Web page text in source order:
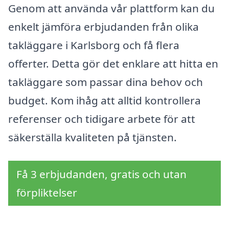
Genom att använda vår plattform kan du
enkelt jämföra erbjudanden från olika
takläggare i Karlsborg och få flera
offerter. Detta gör det enklare att hitta en
takläggare som passar dina behov och
budget. Kom ihåg att alltid kontrollera
referenser och tidigare arbete för att
säkerställa kvaliteten på tjänsten.
Få 3 erbjudanden, gratis och utan
förpliktelser